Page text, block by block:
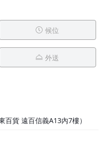
候位
外送
貨 遠百信義A13內7樓）